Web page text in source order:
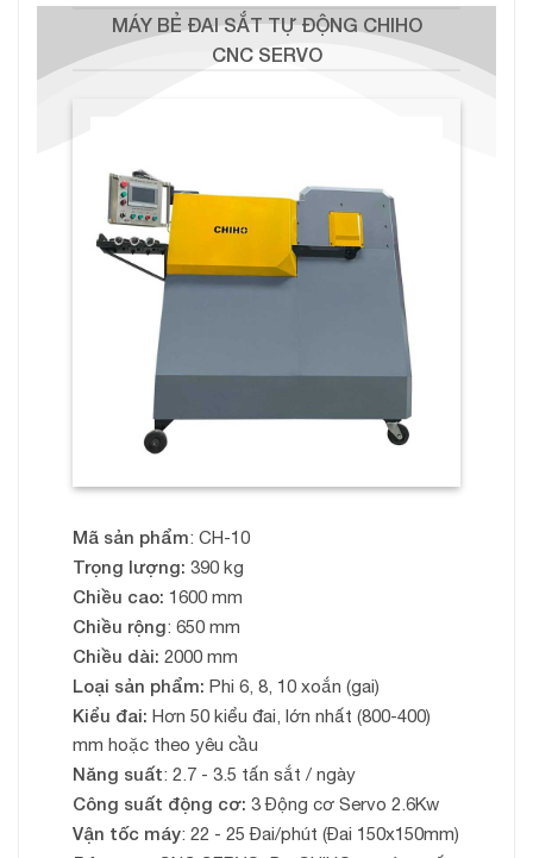
MÁY BẺ ĐAI SẮT TỰ ĐỘNG CHIHO
CNC SERVO
Mã sản phẩm: CH-10
Trọng lượng: 390 kg
Chiều cao: 1600 mm
Chiều rộng: 650 mm
Chiều dài: 2000 mm
Loại sản phẩm: Phi 6, 8, 10 xoắn (gai)
Kiểu đai: Hơn 50 kiểu đai, lớn nhất (800-400)
mm hoặc theo yêu cầu
Năng suất: 2.7 - 3.5 tấn sắt / ngày
Công suất động cơ: 3 Động cơ Servo 2.6Kw
Vận tốc máy: 22 - 25 Đai/phút (Đai 150x150mm)